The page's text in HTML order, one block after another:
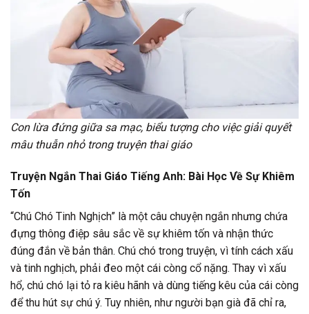
Con lừa đứng giữa sa mạc, biểu tượng cho việc giải quyết
mâu thuẫn nhỏ trong truyện thai giáo
Truyện Ngắn Thai Giáo Tiếng Anh: Bài Học Về Sự Khiêm
Tốn
“Chú Chó Tinh Nghịch” là một câu chuyện ngắn nhưng chứa
đựng thông điệp sâu sắc về sự khiêm tốn và nhận thức
đúng đắn về bản thân. Chú chó trong truyện, vì tính cách xấu
và tinh nghịch, phải đeo một cái còng cổ nặng. Thay vì xấu
hổ, chú chó lại tỏ ra kiêu hãnh và dùng tiếng kêu của cái còng
để thu hút sự chú ý. Tuy nhiên, như người bạn già đã chỉ ra,